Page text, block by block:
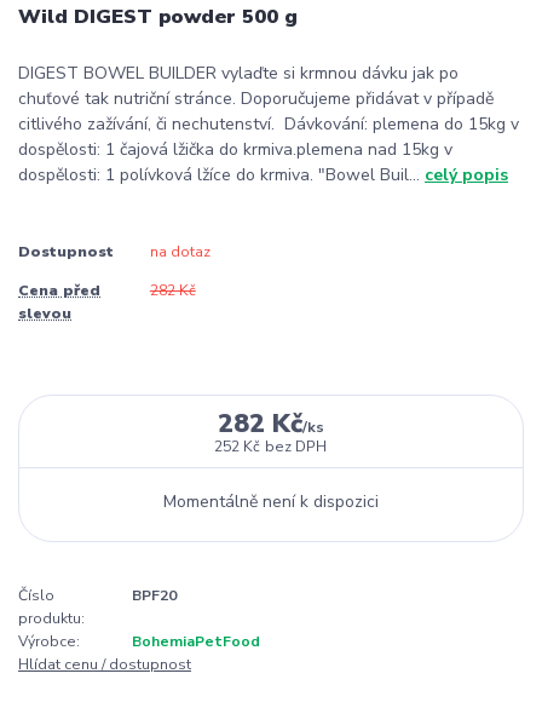
Wild DIGEST powder 500 g
DIGEST BOWEL BUILDER vylaďte si krmnou dávku jak po
chuťové tak nutriční stránce. Doporučujeme přidávat v případě
citlivého zažívání, či nechutenství. Dávkování: plemena do 15kg v
dospělosti: 1 čajová lžička do krmiva.plemena nad 15kg v
dospělosti: 1 polívková lžíce do krmiva. "Bowel Buil... celý popis
Dostupnost na dotaz
Cena před
slevou
282 Kč
282 Kč/ks
252 Kč bez DPH
Momentálně není k dispozici
Číslo
produktu:
BPF20
Výrobce:
BohemiaPetFood
Hlídat cenu / dostupnost